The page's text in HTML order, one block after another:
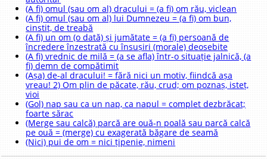
(A fi) omul (sau om al) dracului = (a fi) om rău, viclean
(A fi) omul (sau om al) lui Dumnezeu = (a fi) om bun,
cinstit, de treabă
(A fi) un om (o dată) și jumătate = (a fi) persoană de
încredere înzestrată cu însușiri (morale) deosebite
(A fi) vrednic de milă = (a se afla) într-o situație jalnică, (a
fi) demn de compătimit
(Așa) de-al dracului! = fără nici un motiv, fiindcă așa
vreau! 2) Om plin de păcate, rău, crud; om poznaș, isteț,
vioi
(Gol) nap sau ca un nap, ca napul = complet dezbrăcat;
foarte sărac
(Merge sau calcă) parcă are ouă-n poală sau parcă calcă
pe ouă = (merge) cu exagerată băgare de seamă
(Nici) pui de om = nici țipenie, nimeni